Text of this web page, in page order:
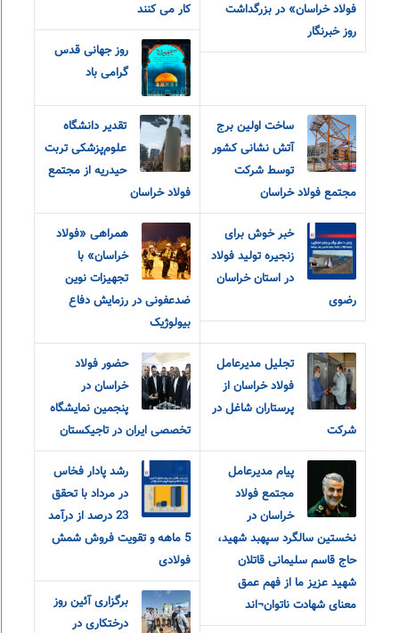
فولاد خراسان» در بزرگداشت
روز خبرنگار
کار می کنند
روز جهانی قدس
گرامی باد
ساخت اولین برج
آتش نشانی کشور
توسط شرکت
مجتمع فولاد خراسان
تقدیر دانشگاه
علوم‌پزشکی تربت
حیدریه از مجتمع
فولاد خراسان
خبر خوش برای
زنجیره تولید فولاد
در استان خراسان
رضوی
همراهی «فولاد
خراسان» با
تجهیزات نوین
ضدعفونی در رزمایش دفاع
بیولوژیک
تجلیل مدیرعامل
فولاد خراسان از
پرستاران شاغل در
شرکت
حضور فولاد
خراسان در
پنجمین نمایشگاه
تخصصی ایران در تاجیکستان
پیام مدیرعامل
مجتمع فولاد
خراسان در
نخستین سالگرد سپهبد شهید،
حاج قاسم سلیمانی قاتلان
شهید عزیز ما از فهم عمق
معنای شهادت ناتوان¬اند
رشد پادار فخاس
در مرداد با تحقق
23 درصد از درآمد
5 ماهه و تقویت فروش شمش
فولادی
برگزاری آئین روز
درختکاری در